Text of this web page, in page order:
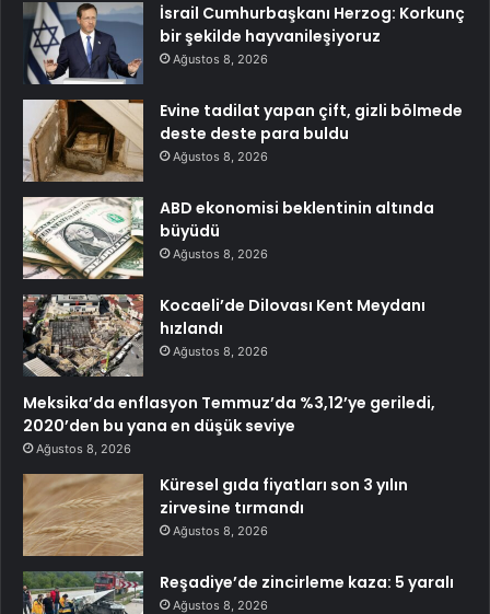
İsrail Cumhurbaşkanı Herzog: Korkunç
bir şekilde hayvanileşiyoruz
Ağustos 8, 2026
Evine tadilat yapan çift, gizli bölmede
deste deste para buldu
Ağustos 8, 2026
ABD ekonomisi beklentinin altında
büyüdü
Ağustos 8, 2026
Kocaeli’de Dilovası Kent Meydanı
hızlandı
Ağustos 8, 2026
Meksika’da enflasyon Temmuz’da %3,12’ye geriledi,
2020’den bu yana en düşük seviye
Ağustos 8, 2026
Küresel gıda fiyatları son 3 yılın
zirvesine tırmandı
Ağustos 8, 2026
Reşadiye’de zincirleme kaza: 5 yaralı
Ağustos 8, 2026